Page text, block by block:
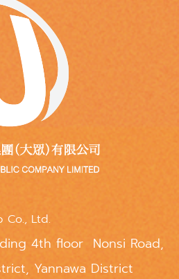
Co., Ltd.
4th floor Nonsi Road,
Yannawa District